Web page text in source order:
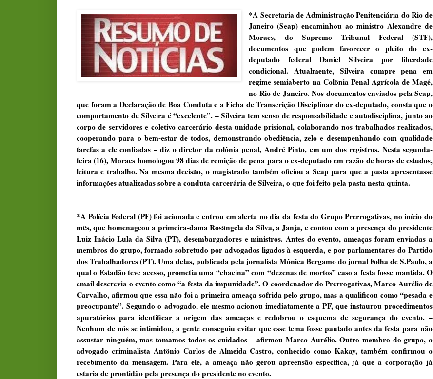
*A Secretaria de Administração Penitenciária do Rio de
Janeiro (Seap) encaminhou ao ministro Alexandre de
Moraes, do Supremo Tribunal Federal (STF),
documentos que podem favorecer o pleito do ex-
deputado federal Daniel Silveira por liberdade
condicional. Atualmente, Silveira cumpre pena em
regime semiaberto na Colônia Penal Agrícola de Magé,
no Rio de Janeiro. Nos documentos enviados pela Seap,
que foram a Declaração de Boa Conduta e a Ficha de Transcrição Disciplinar do ex-deputado, consta que o
comportamento de Silveira é “excelente”. – Silveira tem senso de responsabilidade e autodisciplina, junto ao
corpo de servidores e coletivo carcerário desta unidade prisional, colaborando nos trabalhados realizados,
cooperando para o bem-estar de todos, demonstrando obediência, zelo e desempenhando com qualidade
tarefas a ele confiadas – diz o diretor da colônia penal, André Pinto, em um dos registros. Nesta segunda-
feira (16), Moraes homologou 98 dias de remição de pena para o ex-deputado em razão de horas de estudos,
leitura e trabalho. Na mesma decisão, o magistrado também oficiou a Seap para que a pasta apresentasse
informações atualizadas sobre a conduta carcerária de Silveira, o que foi feito pela pasta nesta quinta.
*A Polícia Federal (PF) foi acionada e entrou em alerta no dia da festa do Grupo Prerrogativas, no início do
mês, que homenageou a primeira-dama Rosângela da Silva, a Janja, e contou com a presença do presidente
Luiz Inácio Lula da Silva (PT), desembargadores e ministros. Antes do evento, ameaças foram enviadas a
membros do grupo, formado sobretudo por advogados ligados à esquerda, e por parlamentares do Partido
dos Trabalhadores (PT). Uma delas, publicada pela jornalista Mônica Bergamo do jornal Folha de S.Paulo, a
qual o Estadão teve acesso, prometia uma “chacina” com “dezenas de mortos” caso a festa fosse mantida. O
email descrevia o evento como “a festa da impunidade”. O coordenador do Prerrogativas, Marco Aurélio de
Carvalho, afirmou que essa não foi a primeira ameaça sofrida pelo grupo, mas a qualificou como “pesada e
preocupante”. Segundo o advogado, ele mesmo acionou imediatamente a PF, que instaurou procedimentos
apuratórios para identificar a origem das ameaças e redobrou o esquema de segurança do evento. –
Nenhum de nós se intimidou, a gente conseguiu evitar que esse tema fosse pautado antes da festa para não
assustar ninguém, mas tomamos todos os cuidados – afirmou Marco Aurélio. Outro membro do grupo, o
advogado criminalista Antônio Carlos de Almeida Castro, conhecido como Kakay, também confirmou o
recebimento da mensagem. Para ele, a ameaça não gerou apreensão específica, já que a corporação já
estaria de prontidão pela presença do presidente no evento.